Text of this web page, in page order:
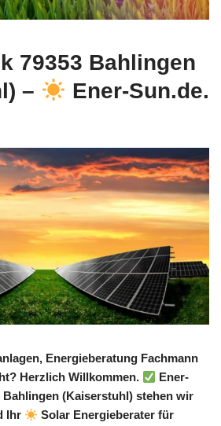
79353 Bahlingen
–
Ener-Sun.de.
Energieberatung Fachmann
Herzlich Willkommen.
Ener-
Bahlingen (Kaiserstuhl) stehen wir
Ihr
Solar Energieberater für